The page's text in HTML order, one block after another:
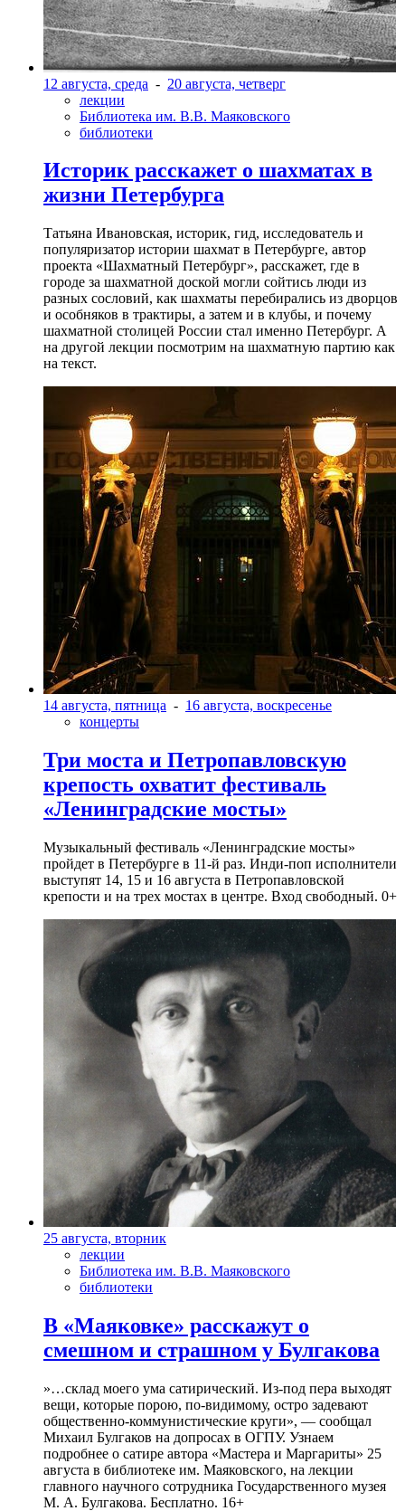
12 августа, среда - 20 августа, четверг
лекции
Библиотека им. В.В. Маяковского
библиотеки
Историк расскажет о шахматах в
жизни Петербурга
Татьяна Ивановская, историк, гид, исследователь и
популяризатор истории шахмат в Петербурге, автор
проекта «Шахматный Петербург», расскажет, где в
городе за шахматной доской могли сойтись люди из
разных сословий, как шахматы перебирались из дворцов
и особняков в трактиры, а затем и в клубы, и почему
шахматной столицей России стал именно Петербург. А
на другой лекции посмотрим на шахматную партию как
на текст.
14 августа, пятница - 16 августа, воскресенье
концерты
Три моста и Петропавловскую
крепость охватит фестиваль
«Ленинградские мосты»
Музыкальный фестиваль «Ленинградские мосты»
пройдет в Петербурге в 11-й раз. Инди-поп исполнители
выступят 14, 15 и 16 августа в Петропавловской
крепости и на трех мостах в центре. Вход свободный. 0+
25 августа, вторник
лекции
Библиотека им. В.В. Маяковского
библиотеки
В «Маяковке» расскажут о
смешном и страшном у Булгакова
»…склад моего ума сатирический. Из-под пера выходят
вещи, которые порою, по-видимому, остро задевают
общественно-коммунистические круги», — сообщал
Михаил Булгаков на допросах в ОГПУ. Узнаем
подробнее о сатире автора «Мастера и Маргариты» 25
августа в библиотеке им. Маяковского, на лекции
главного научного сотрудника Государственного музея
М. А. Булгакова. Бесплатно. 16+